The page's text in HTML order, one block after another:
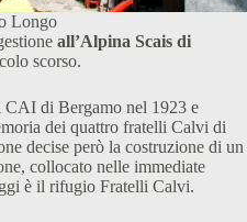
Longo
all’Alpina Scais di
scorso.
di Bergamo nel 1923 e
dei quattro fratelli Calvi di
decise però la costruzione di un
collocato nelle immediate
è il rifugio Fratelli Calvi.